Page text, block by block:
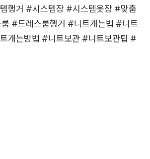
행거 #시스템장 #시스템옷장 #맞춤
#드레스룸행거 #니트개는법 #니트
개는방법 #니트보관 #니트보관팁 #